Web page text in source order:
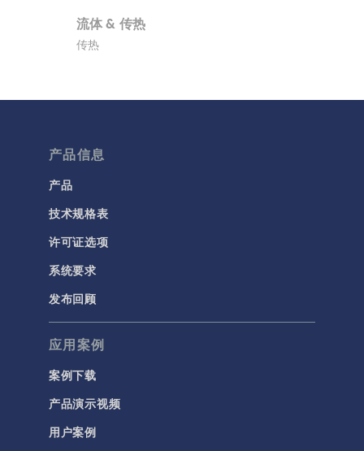
流体 & 传热
传热
多孔介质流动
流体流动颗粒跟踪
电磁学
RF 与微波工程
低频电磁学
半导体器件
带电粒子追踪
波动光学
等离子体物理
科学新闻
产品信息
产品
技术规格表
许可证选项
系统要求
发布回顾
应用案例
案例下载
产品演示视频
用户案例